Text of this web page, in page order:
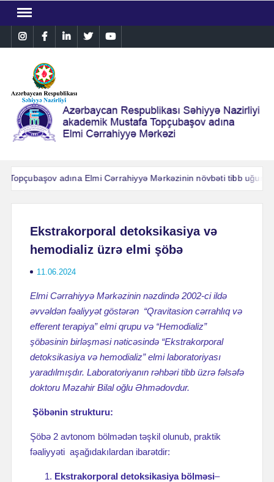
contentInstagramFacebook
LinkedinTwitterYouTube
adına Elmi Cərrahiyyə Mərkəzinin növbəti tibb uğuru:
Ekstrakorporal detoksikasiya və
hemodializ üzrə elmi şöbə
11.06.2024
Elmi Cərrahiyyə Mərkəzinin nəzdində 2002-ci ildə
əvvəldən fəaliyyət göstərən “Qravitasion cərrahlıq və
efferent terapiya” elmi qrupu və “Hemodializ”
şöbəsinin birləşməsi nəticəsində “Ekstrakorporal
detoksikasiya və hemodializ” elmi laboratoriyası
yaradılmışdır. Laboratoriyanın rəhbəri tibb üzrə fəlsəfə
doktoru Məzahir Bilal oğlu Əhmədovdur.
Şöbənin strukturu:
Şöbə 2 avtonom bölmədən təşkil olunub, praktik
fəaliyyəti aşağıdakılardan ibarətdir:
Ekstrakorporal detoksikasiya bölməsi–